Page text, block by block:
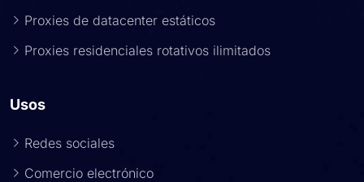
Proxies de datacenter estáticos
Proxies residenciales rotativos ilimitados
Usos
Redes sociales
Comercio electrónico